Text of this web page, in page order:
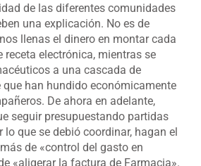
de las diferentes comunidades
una explicación. No es de
llenas el dinero en montar cada
receta electrónica, mientras se
a una cascada de
que han hundido económicamente
De ahora en adelante,
seguir presupuestando partidas
que se debió coordinar, hagan el
de «control del gasto en
«aligerar la factura de Farmacia».